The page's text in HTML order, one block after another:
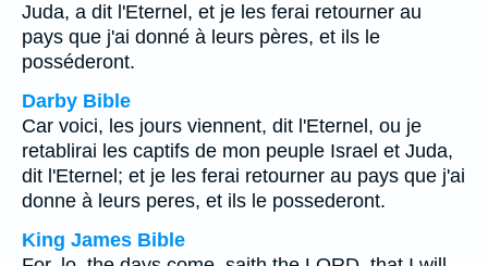
Juda, a dit l'Eternel, et je les ferai retourner au
pays que j'ai donné à leurs pères, et ils le
posséderont.
Darby Bible
Car voici, les jours viennent, dit l'Eternel, ou je
retablirai les captifs de mon peuple Israel et Juda,
dit l'Eternel; et je les ferai retourner au pays que j'ai
donne à leurs peres, et ils le possederont.
King James Bible